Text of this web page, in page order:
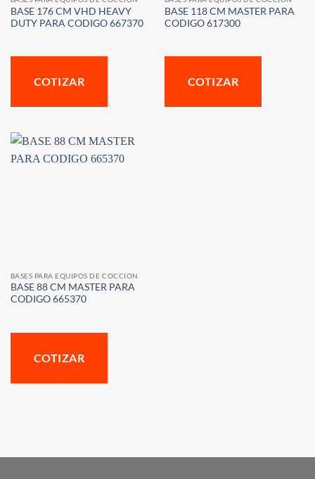
BASE 176 CM VHD HEAVY
DUTY PARA CODIGO 667370
COTIZAR
BASE 118 CM MASTER PARA
CODIGO 617300
COTIZAR
BASES PARA EQUIPOS DE COCCION
BASE 88 CM MASTER PARA
CODIGO 665370
COTIZAR